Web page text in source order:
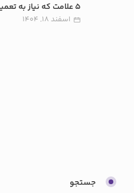
5 علامت که نیاز به تعمیر لپ‌تاپ فوری دارید
اسفند 18, 1404
جستجو